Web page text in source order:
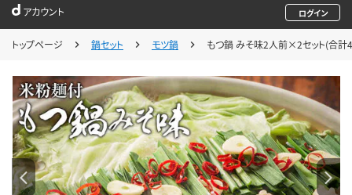
アカウント ログイン
トップページ 鍋セット モツ鍋 もつ鍋 みそ味2人前×2セット(合